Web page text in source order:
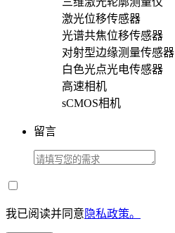
激光位移传感器
光谱共焦位移传感器
对射型边缘测量传感器
白色光点光电传感器
高速相机
sCMOS相机
留言
我已阅读并同意 隐私政策。